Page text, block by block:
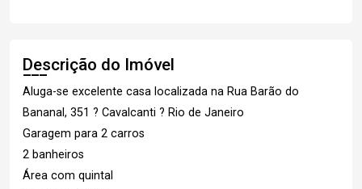
Descrição do Imóvel
Aluga-se excelente casa localizada na Rua Barão do
Bananal, 351 ? Cavalcanti ? Rio de Janeiro
Garagem para 2 carros
2 banheiros
Área com quintal